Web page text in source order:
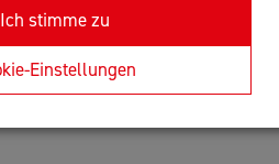
Ich stimme zu
Einstellungen
oder Rückruf